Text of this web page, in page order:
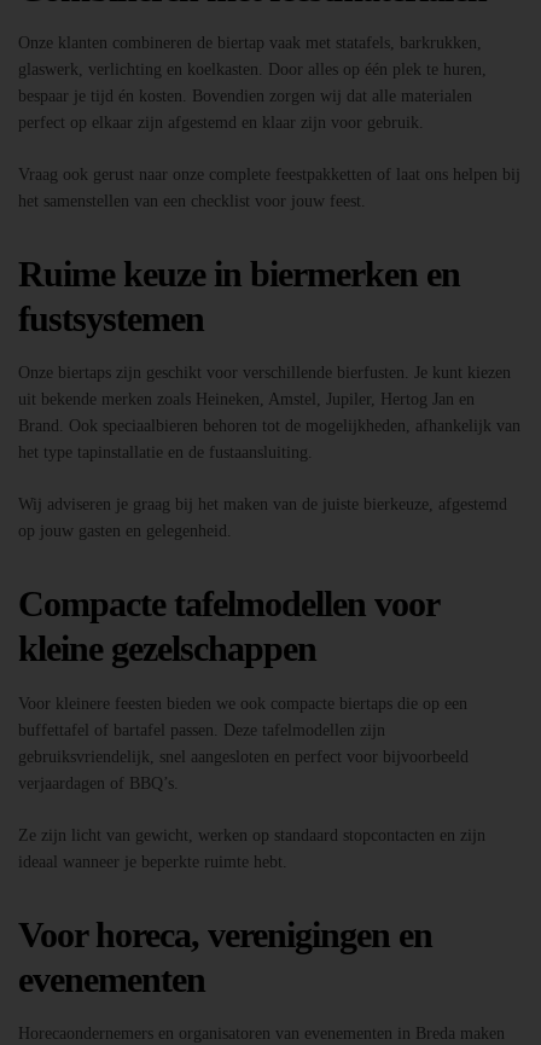
Onze klanten combineren de biertap vaak met statafels, barkrukken,
glaswerk, verlichting en koelkasten. Door alles op één plek te huren,
bespaar je tijd én kosten. Bovendien zorgen wij dat alle materialen
perfect op elkaar zijn afgestemd en klaar zijn voor gebruik.
Vraag ook gerust naar onze complete feestpakketten of laat ons helpen bij
het samenstellen van een checklist voor jouw feest.
Ruime keuze in biermerken en
fustsystemen
Onze biertaps zijn geschikt voor verschillende bierfusten. Je kunt kiezen
uit bekende merken zoals Heineken, Amstel, Jupiler, Hertog Jan en
Brand. Ook speciaalbieren behoren tot de mogelijkheden, afhankelijk van
het type tapinstallatie en de fustaansluiting.
Wij adviseren je graag bij het maken van de juiste bierkeuze, afgestemd
op jouw gasten en gelegenheid.
Compacte tafelmodellen voor
kleine gezelschappen
Voor kleinere feesten bieden we ook compacte biertaps die op een
buffettafel of bartafel passen. Deze tafelmodellen zijn
gebruiksvriendelijk, snel aangesloten en perfect voor bijvoorbeeld
verjaardagen of BBQ’s.
Ze zijn licht van gewicht, werken op standaard stopcontacten en zijn
ideaal wanneer je beperkte ruimte hebt.
Voor horeca, verenigingen en
evenementen
Horecaondernemers en organisatoren van evenementen in Breda maken